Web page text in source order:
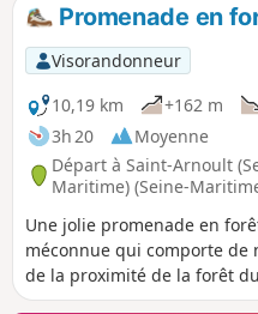
Promenade en
Visorandonneur
10,19 km
+162 m
3h 20
Moyenne
Départ à Saint-Arnoult
Maritime) (Seine-
Une jolie promenade en
méconnue qui comporte de
de la proximité de la forêt
vaste, mais elle gagne à